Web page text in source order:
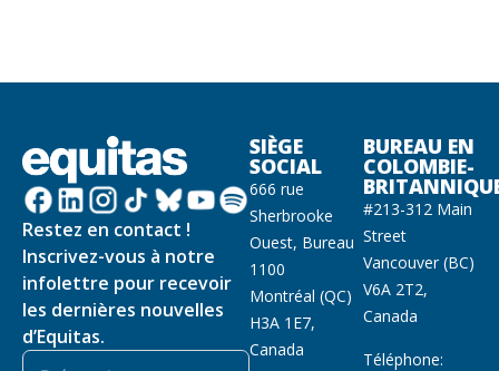
Restez en contact !
Inscrivez-vous à notre
infolettre pour recevoir
les dernières nouvelles
d’Equitas.
SIÈGE
SOCIAL
666 rue
Sherbrooke
Ouest, Bureau
1100
Montréal (QC)
H3A 1E7,
Canada
BUREAU EN
COLOMBIE-
#213-312 Main
Street
Vancouver (BC)
V6A 2T2,
Canada
Téléphone: